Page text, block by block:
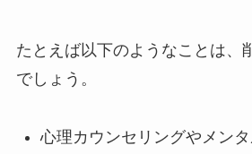
たとえば以下のようなことは、
でしょう。
心理カウンセリングやメン